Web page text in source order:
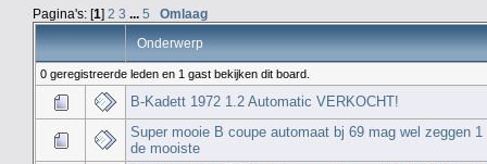
Pagina's: [1] 2 3 ... 5 Omlaag
Onderwerp
0 geregistreerde leden en 1 gast bekijken dit board.
B-Kadett 1972 1.2 Automatic VERKOCHT!
Super mooie B coupe automaat bj 69 mag wel zeggen 1
de mooiste